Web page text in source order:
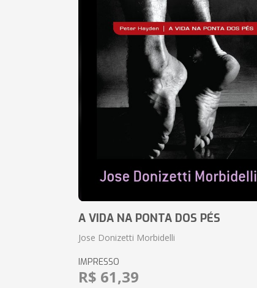
A VIDA NA PONTA DOS PÉS
Jose Donizetti Morbidelli
IMPRESSO
R$ 61,39